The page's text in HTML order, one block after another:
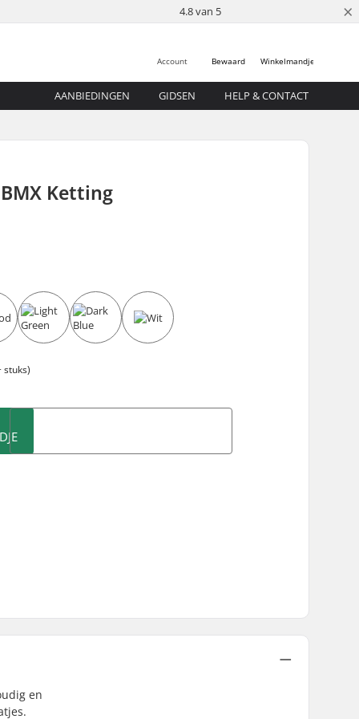
4.8 van 5 ×
Winkelmandje
Bewaard
Account
AANBIEDINGEN GIDSEN HELP & CONTACT
Ketting
stuks)
en